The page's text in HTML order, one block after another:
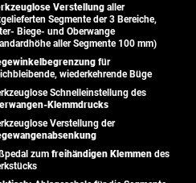
Verstellung aller
Segmente der 3 Bereiche,
Biege- und Oberwange
aller Segmente 100 mm)
für
wiederkehrende Büge
Schnelleinstellung des
Klemmdrucks
Verstellung der
zum freihändigen Klemmen des